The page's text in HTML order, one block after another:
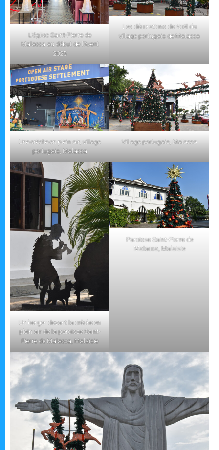
L’église Saint-Pierre de
Malacca au début de l’Avent
2025
Les décorations de Noël du
village portugais de Malacca
Une crèche en plein air, village
portugais, Malacca
Village portugais, Malacca
Un berger devant la crèche en
plein air de la paroisse Saint-
Pierre de Malacca, Malaisie
Paroisse Saint-Pierre de
Malacca, Malaisie